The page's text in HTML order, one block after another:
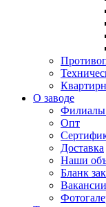
О заводе
Филиалы
Опт
Доставка
Наши
Бланк
Вакансии